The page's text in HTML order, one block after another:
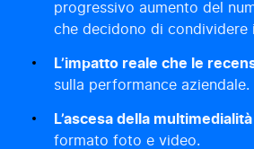
progressivo aumento del
che decidono di condividere
L’impatto reale che le
sulla performance aziendale.
L’ascesa della multimedialità
formato foto e video.